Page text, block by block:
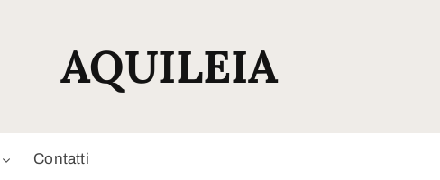
AQUILEIA
Contatti